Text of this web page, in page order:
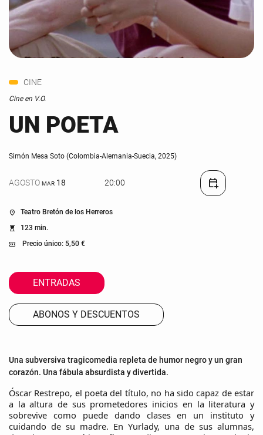
CINE
Cine en V.O.
UN POETA
Simón Mesa Soto (Colombia-Alemania-Suecia, 2025)
AGOSTO MAR 18 20:00 calendar_add_on
location_on
Teatro Bretón de los Herreros
hourglass_top
123 min.
local_activity
Precio único: 5,50 €
ENTRADAS
ABONOS Y DESCUENTOS
Una subversiva tragicomedia repleta de humor negro y un gran
corazón. Una fábula absurdista y divertida.
Óscar Restrepo, el poeta del título, no ha sido capaz de estar
a la altura de sus prometedores inicios en la literatura y
sobrevive como puede dando clases en un instituto y
cuidando de su madre. En Yurlady, una de sus alumnas,